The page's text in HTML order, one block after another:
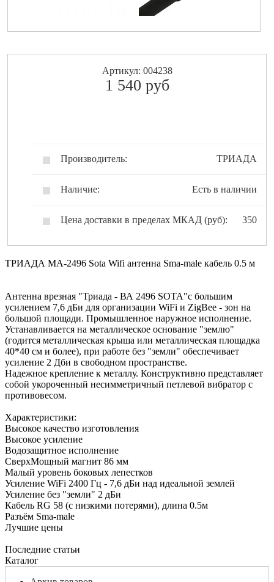
Артикул: 004238
1 540 pуб
Производитель: ТРИАДА
Наличие: Есть в наличии
Цена доставки в пределах МКАД (руб): 350
ТРИАДА МА-2496 Sota Wifi антенна Sma-male кабель 0.5 м
Антенна врезная "Триада - ВА 2496 SOTA"с большим
усилением 7,6 дБи для организации WiFi и ZigBee - зон на
большой площади. Промышленное наружное исполнение.
Устанавливается на металлическое основание "землю"
(годится металлическая крыша или металлическая площадка
40*40 см и более), при работе без "земли" обеспечивает
усиление 2 Дби в свободном пространстве.
Надежное крепление к металлу. Конструктивно представляет
собой укороченный несимметричный петлевой вибратор с
противовесом.
Характеристики:
Высокое качество изготовления
Высокое усиление
Водозащитное исполнение
СверхМощный магнит 86 мм
Малый уровень боковых лепестков
Усиление WiFi 2400 Гц - 7,6 дБи над идеальной землей
Усиление без "земли" 2 дБи
Кабель RG 58 (с низкими потерями), длина 0.5м
Разъём Sma-male
Лучшие цены
Последние статьи
Каталог